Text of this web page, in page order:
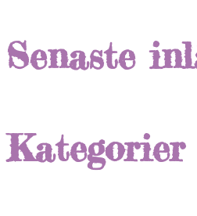
Senaste
Kategorier